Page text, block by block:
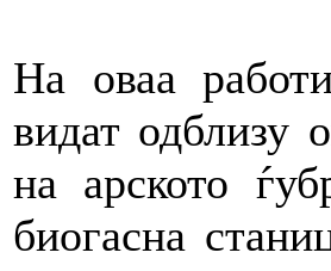
На оваа
видат одблизу
на арското
биогасна